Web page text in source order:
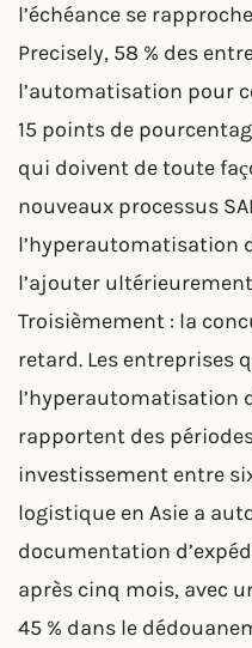
l’échéance se
Precisely, 58 % des
l’automatisation pour
15 points de
qui doivent de toute
nouveaux processus
l’hyperautomatisation
l’ajouter
Troisièmement : la
retard. Les entreprises
l’hyperautomatisation
rapportent des
investissement entre
logistique en Asie a
documentation
après cinq mois, avec
45 % dans le